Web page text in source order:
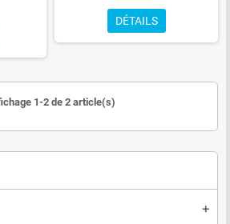
add
DÉTAILS
1-2 de 2 article(s)